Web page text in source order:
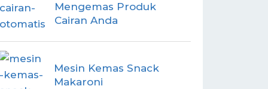
Mengemas Produk
Cairan Anda
Mesin Kemas Snack
Makaroni